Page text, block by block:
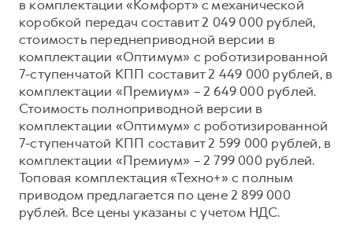
POER
от 3 449 000 ₽
Для малого бизнеса
Корпоративным клиентам
Крупным корпоративным клиентам
Система управления автопарком
Сервис для корпоративных клиентов
HAVAL Лизинг
Автомобильные аксессуары
Мобильное приложение GWM
Программа «HAVAL Защита+»
Руководства по эксплуатации
Подписки
АКСЕССУАРЫ HAVAL
Автомобильные аксессуары
Коллекция CITY
Коллекция Базовая
в комплектации «Комфорт» с механической
коробкой передач составит 2 049 000 рублей,
стоимость переднеприводной версии в
комплектации «Оптимум» с роботизированной
7-ступенчатой КПП составит 2 449 000 рублей, в
комплектации «Премиум» – 2 649 000 рублей.
Стоимость полноприводной версии в
комплектации «Оптимум» с роботизированной
7-ступенчатой КПП составит 2 599 000 рублей, в
комплектации «Премиум» – 2 799 000 рублей.
Топовая комплектация «Техно+» с полным
приводом предлагается по цене 2 899 000
рублей. Все цены указаны с учетом НДС.